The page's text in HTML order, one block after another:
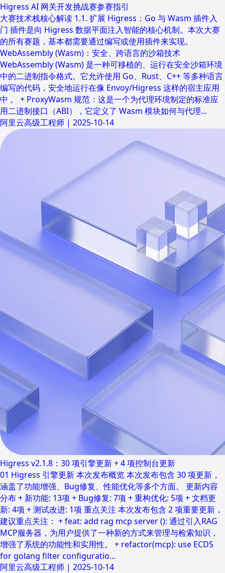
Higress AI 网关开发挑战赛参赛指引
大赛技术栈核心解读 1.1. 扩展 Higress：Go 与 Wasm 插件入
门 插件是向 Higress 数据平面注入智能的核心机制。本次大赛
的所有赛题，基本都需要通过编写或使用插件来实现。
WebAssembly (Wasm)：安全、跨语言的沙箱技术
WebAssembly (Wasm) 是一种可移植的、运行在安全沙箱环境
中的二进制指令格式。它允许使用 Go、Rust、C++ 等多种语言
编写的代码，安全地运行在像 Envoy/Higress 这样的宿主应用
中 。 + ProxyWasm 规范：这是一个为代理环境制定的标准应
用二进制接口（ABI），它定义了 Wasm 模块如何与代理...
阿里云高级工程师 | 2025-10-14
Higress v2.1.8：30 项引擎更新 + 4 项控制台更新
01 Higress 引擎更新 本次发布概览 本次发布包含 30 项更新，
涵盖了功能增强、Bug修复、性能优化等多个方面。 更新内容
分布 + 新功能: 13项 + Bug修复: 7项 + 重构优化: 5项 + 文档更
新: 4项 + 测试改进: 1项 重点关注 本次发布包含 2 项重要更新，
建议重点关注： + feat: add rag mcp server (): 通过引入RAG
MCP服务器，为用户提供了一种新的方式来管理与检索知识，
增强了系统的功能性和实用性。 + refactor(mcp): use ECDS
for golang filter configuratio...
阿里云高级工程师 | 2025-10-14